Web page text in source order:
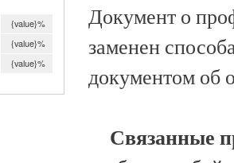
{value}%
{value}%
{value}%
Документ о
заменен
документом об
Связанные